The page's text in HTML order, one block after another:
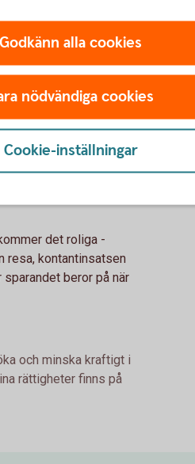
och drömmar
för framtida trygghet
10, 20 eller 30 år. För att
innebär större
risk kan du ta. Aktier
När du närmar
det roliga -
resa, kontantinsatsen
beror på när
och minska kraftigt i
rättigheter finns på
Godkänn alla cookies
nödvändiga cookies
Cookie-inställningar